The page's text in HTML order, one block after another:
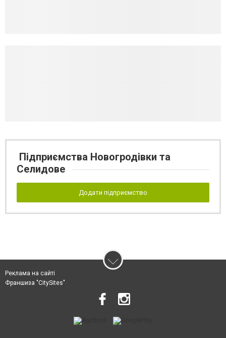
Підприємства Новогродівки та
Селидове
Додати підприємство
Реклама на сайті
Франшиза "CitySites"